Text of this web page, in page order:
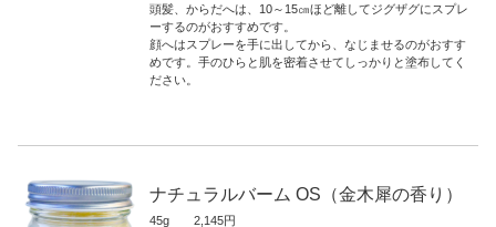
頭髪、からだへは、10～15㎝ほど離してジグザグにスプレ
ーするのがおすすめです。
顔へはスプレーを手に出してから、なじませるのがおすす
めです。手のひらと肌を密着させてしっかりと塗布してく
ださい。
ナチュラルバーム OS（金木犀の香り）
45g 2,145円